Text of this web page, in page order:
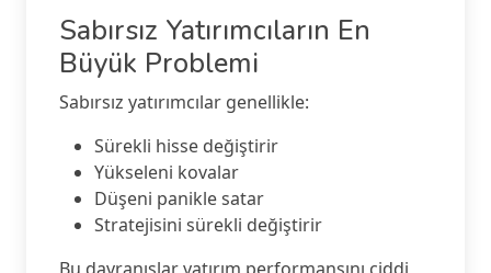
Sabırsız Yatırımcıların En
Büyük Problemi
Sabırsız yatırımcılar genellikle:
Sürekli hisse değiştirir
Yükseleni kovalar
Düşeni panikle satar
Stratejisini sürekli değiştirir